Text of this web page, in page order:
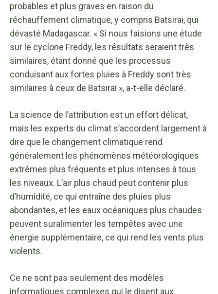
probables et plus graves en raison du
réchauffement climatique, y compris Batsirai, qui
dévasté Madagascar. « Si nous faisions une étude
sur le cyclone Freddy, les résultats seraient très
similaires, étant donné que les processus
conduisant aux fortes pluies à Freddy sont très
similaires à ceux de Batsirai », a-t-elle déclaré.
La science de l’attribution est un effort délicat,
mais les experts du climat s’accordent largement à
dire que le changement climatique rend
généralement les phénomènes météorologiques
extrêmes plus fréquents et plus intenses à tous
les niveaux. L’air plus chaud peut contenir plus
d’humidité, ce qui entraîne des pluies plus
abondantes, et les eaux océaniques plus chaudes
peuvent suralimenter les tempêtes avec une
énergie supplémentaire, ce qui rend les vents plus
violents.
Ce ne sont pas seulement des modèles
informatiques complexes qui le disent aux